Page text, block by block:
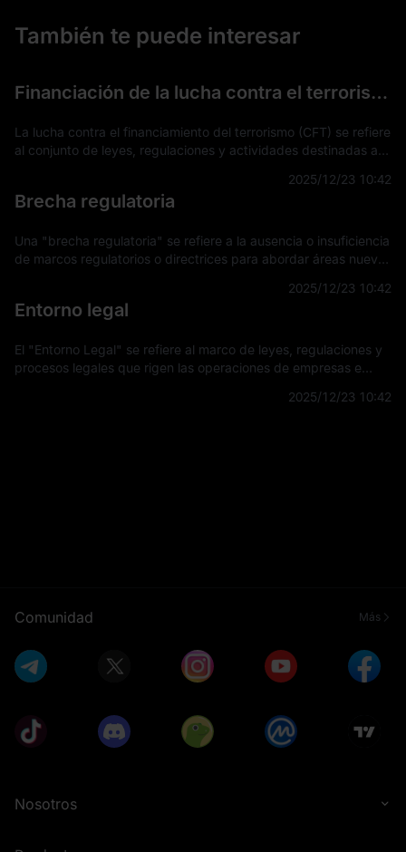
También te puede interesar
Financiación de la lucha contra el terrorismo (FCT)
La lucha contra el financiamiento del terrorismo (CFT) se refiere
al conjunto de leyes, regulaciones y actividades destinadas a
2025/12/23 10:42
Brecha regulatoria
Una "brecha regulatoria" se refiere a la ausencia o insuficiencia
de marcos regulatorios o directrices para abordar áreas nuevas
2025/12/23 10:42
Entorno legal
El "Entorno Legal" se refiere al marco de leyes, regulaciones y
procesos legales que rigen las operaciones de empresas e
2025/12/23 10:42
Comunidad Más
Nosotros